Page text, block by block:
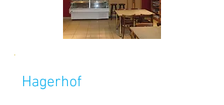
Hagerhof